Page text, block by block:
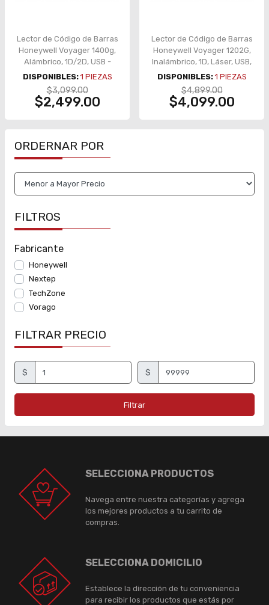
Lector de Código de Barras
Honeywell Voyager 1400g,
Alámbrico, 1D/2D, USB -
1400G2D-2USB-1
DISPONIBLES: 1 PIEZAS
$3,099.00
$2,499.00
Lector de Código de Barras
Honeywell Voyager 1202G,
Inalámbrico, 1D, Láser, USB,
Bluetooth, Base de Carga -
1202G-2USB-5
DISPONIBLES: 1 PIEZAS
$4,899.00
$4,099.00
ORDERNAR POR
FILTROS
Fabricante
Honeywell
Nextep
TechZone
Vorago
FILTRAR PRECIO
$ $
Filtrar
SELECCIONA PRODUCTOS
Navega entre nuestra categorías y agrega
los mejores productos a tu carrito de
compras.
SELECCIONA DOMICILIO
Establece la dirección de tu conveniencia
para recibir los productos que estás por